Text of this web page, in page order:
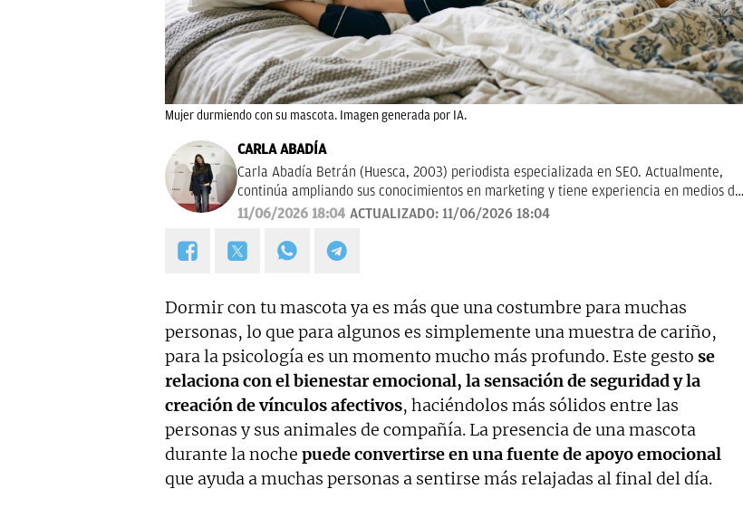
Mujer durmiendo con su mascota. Imagen generada por IA.
CARLA ABADÍA
Carla Abadía Betrán (Huesca, 2003) periodista especializada en SEO. Actualmente,
continúa ampliando sus conocimientos en marketing y tiene experiencia en medios de
referencia como La Razón, además de participar en diversos proyectos en redes
11/06/2026 18:04 ACTUALIZADO: 11/06/2026 18:04
Dormir con tu mascota ya es más que una costumbre para muchas
personas, lo que para algunos es simplemente una muestra de cariño,
para la psicología es un momento mucho más profundo. Este gesto se
relaciona con el bienestar emocional, la sensación de seguridad y la
creación de vínculos afectivos, haciéndolos más sólidos entre las
personas y sus animales de compañía. La presencia de una mascota
durante la noche puede convertirse en una fuente de apoyo emocional
que ayuda a muchas personas a sentirse más relajadas al final del día.